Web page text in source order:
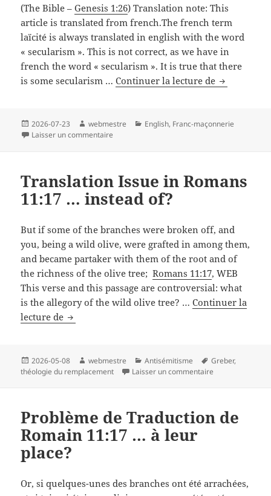
(The Bible –Genesis 1:26) Translation note: This
article is translated from french.The french term
laïcité is always translated in english with the word
« secularism ». This is not correct, as we have in
french the word « secularism ». It is true that there
is some secularism …Continuer la lecture de Religions,
« laïcité »
Publié
le
2026-07-23 Auteur
webmestre Catégories
English, Franc-maçonnerie
Laisser un commentaire
Translation Issue in Romans
11:17 … instead of?
But if some of the branches were broken off, and
you, being a wild olive, were grafted in among them,
and became partaker with them of the root and of
the richness of the olive tree;Romans 11:17, WEB
This verse and this passage are controversial: what
is the allegory of the wild olive tree? …Continuer la
lecture de Translation
Romans
11:17
of?
Publié
le
2026-05-08 Auteur
webmestre Catégories
Antisémitisme
Mots-
clés
Greber,
théologie du remplacement
Laisser un commentaire
Problème de Traduction de
Romain 11:17 … à leur
place?
Or, si quelques-unes des branches ont été arrachées,